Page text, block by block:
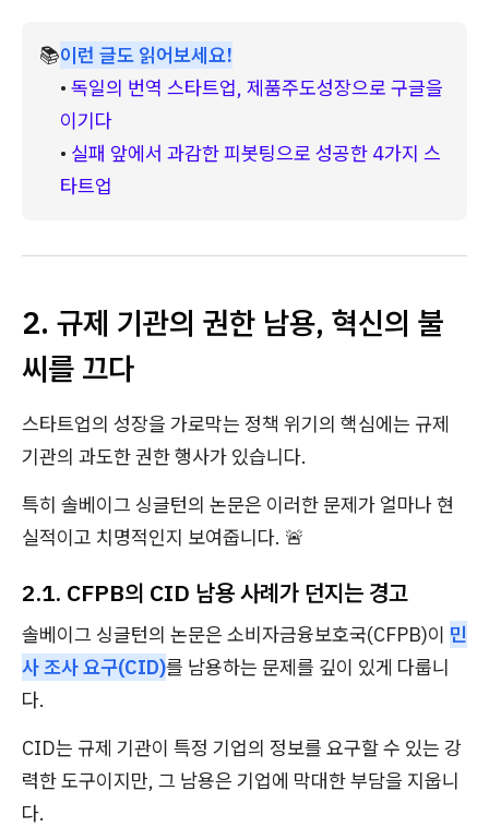
📚이런 글도 읽어보세요!
• 독일의 번역 스타트업, 제품주도성장으로 구글을
이기다
• 실패 앞에서 과감한 피봇팅으로 성공한 4가지 스
타트업
2. 규제 기관의 권한 남용, 혁신의 불
씨를 끄다
스타트업의 성장을 가로막는 정책 위기의 핵심에는 규제
기관의 과도한 권한 행사가 있습니다.
특히 솔베이그 싱글턴의 논문은 이러한 문제가 얼마나 현
실적이고 치명적인지 보여줍니다. 🚨
2.1. CFPB의 CID 남용 사례가 던지는 경고
솔베이그 싱글턴의 논문은 소비자금융보호국(CFPB)이 민
사 조사 요구(CID)를 남용하는 문제를 깊이 있게 다룹니
다.
CID는 규제 기관이 특정 기업의 정보를 요구할 수 있는 강
력한 도구이지만, 그 남용은 기업에 막대한 부담을 지웁니
다.